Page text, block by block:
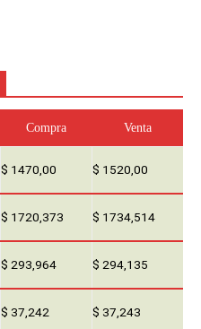
Compra Venta
$ 1470,00 $ 1520,00
$ 1720,373 $ 1734,514
$ 293,964 $ 294,135
$ 37,242 $ 37,243